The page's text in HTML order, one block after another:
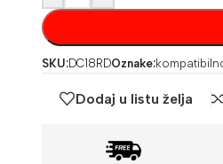
SKU:DC18RDOznake:
Dodaj u listu želja